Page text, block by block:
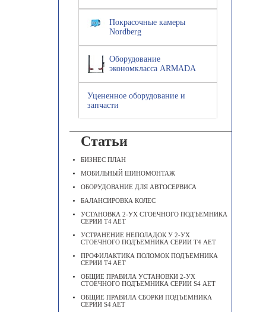
Покрасочные камеры
Nordberg
Оборудование
экономкласса ARMADA
Уцененное оборудование и
запчасти
Статьи
БИЗНЕС ПЛАН
МОБИЛЬНЫЙ ШИНОМОНТАЖ
ОБОРУДОВАНИЕ ДЛЯ АВТОСЕРВИСА
БАЛАНСИРОВКА КОЛЕС
УСТАНОВКА 2-УХ СТОЕЧНОГО ПОДЪЕМНИКА
СЕРИИ T4 AET
УСТРАНЕНИЕ НЕПОЛАДОК У 2-УХ
СТОЕЧНОГО ПОДЪЕМНИКА СЕРИИ Т4 АЕТ
ПРОФИЛАКТИКА ПОЛОМОК ПОДЪЕМНИКА
СЕРИИ T4 AET
ОБЩИЕ ПРАВИЛА УСТАНОВКИ 2-УХ
СТОЕЧНОГО ПОДЪЕМНИКА СЕРИИ S4 АЕТ
ОБЩИЕ ПРАВИЛА СБОРКИ ПОДЪЕМНИКА
СЕРИИ S4 AET